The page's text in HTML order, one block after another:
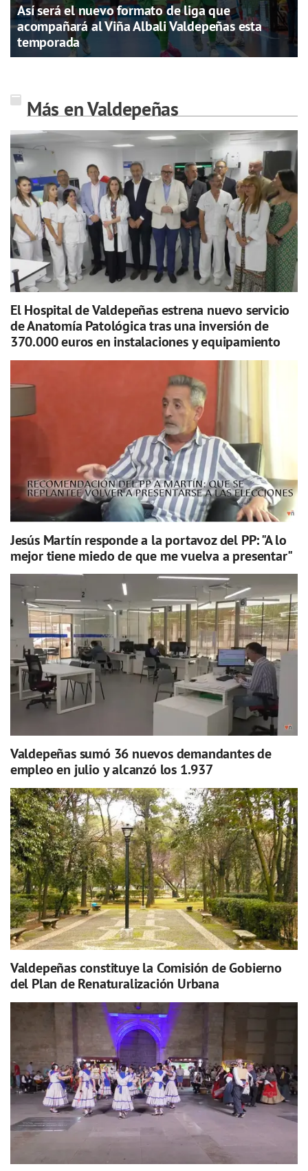
Así será el nuevo formato de liga que
acompañará al Viña Albali Valdepeñas esta
temporada
Más en Valdepeñas
El Hospital de Valdepeñas estrena nuevo servicio
de Anatomía Patológica tras una inversión de
370.000 euros en instalaciones y equipamiento
Jesús Martín responde a la portavoz del PP: "A lo
mejor tiene miedo de que me vuelva a presentar"
Valdepeñas sumó 36 nuevos demandantes de
empleo en julio y alcanzó los 1.937
Valdepeñas constituye la Comisión de Gobierno
del Plan de Renaturalización Urbana